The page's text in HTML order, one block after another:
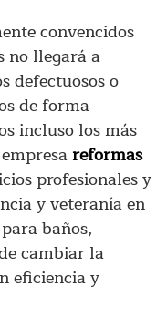
convencidos
no llegará a
defectuosos o
de forma
incluso los más
reformas
profesionales y
y veteranía en
baños,
cambiar la
eficiencia y